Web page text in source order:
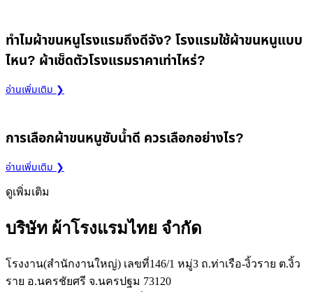
ทำไมผ้าขนหนูโรงแรมถึงดีจัง? โรงแรมใช้ผ้าขนหนูแบบ
ไหน? ผ้าเช็ดตัวโรงแรมราคาเท่าไหร่?
อ่านเพิ่มเติม ❯
การเลือกผ้าขนหนูซับน้ำดี ควรเลือกอย่างไร?
อ่านเพิ่มเติม ❯
ดูเพิ่มเติม
บริษัท ผ้าโรงแรมไทย จำกัด
โรงงาน(สำนักงานใหญ่) เลขที่146/1 หมู่3 ถ.ท่าเรือ-งิ้วราย ต.งิ้ว
ราย อ.นครชัยศรี จ.นครปฐม 73120